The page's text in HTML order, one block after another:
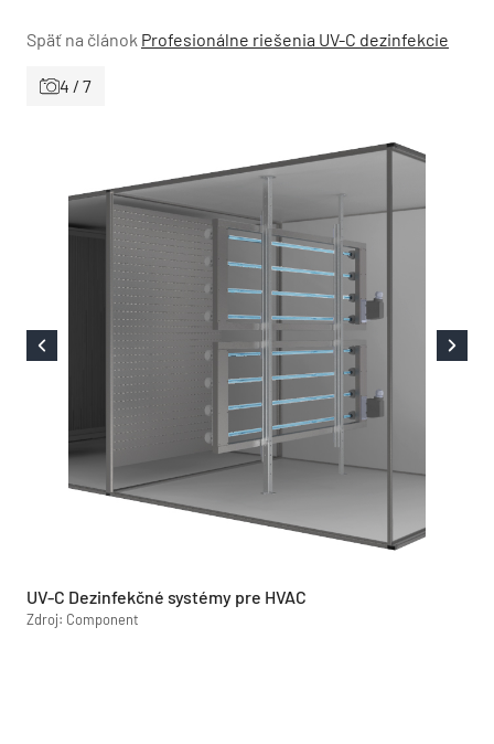
Späť na článok Profesionálne riešenia UV-C dezinfekcie
4 / 7
UV-C Dezinfekčné systémy pre HVAC
Zdroj: Component